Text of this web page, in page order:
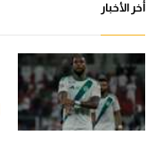
أخر الأخبار